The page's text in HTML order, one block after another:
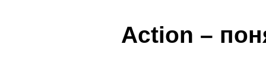
Action –